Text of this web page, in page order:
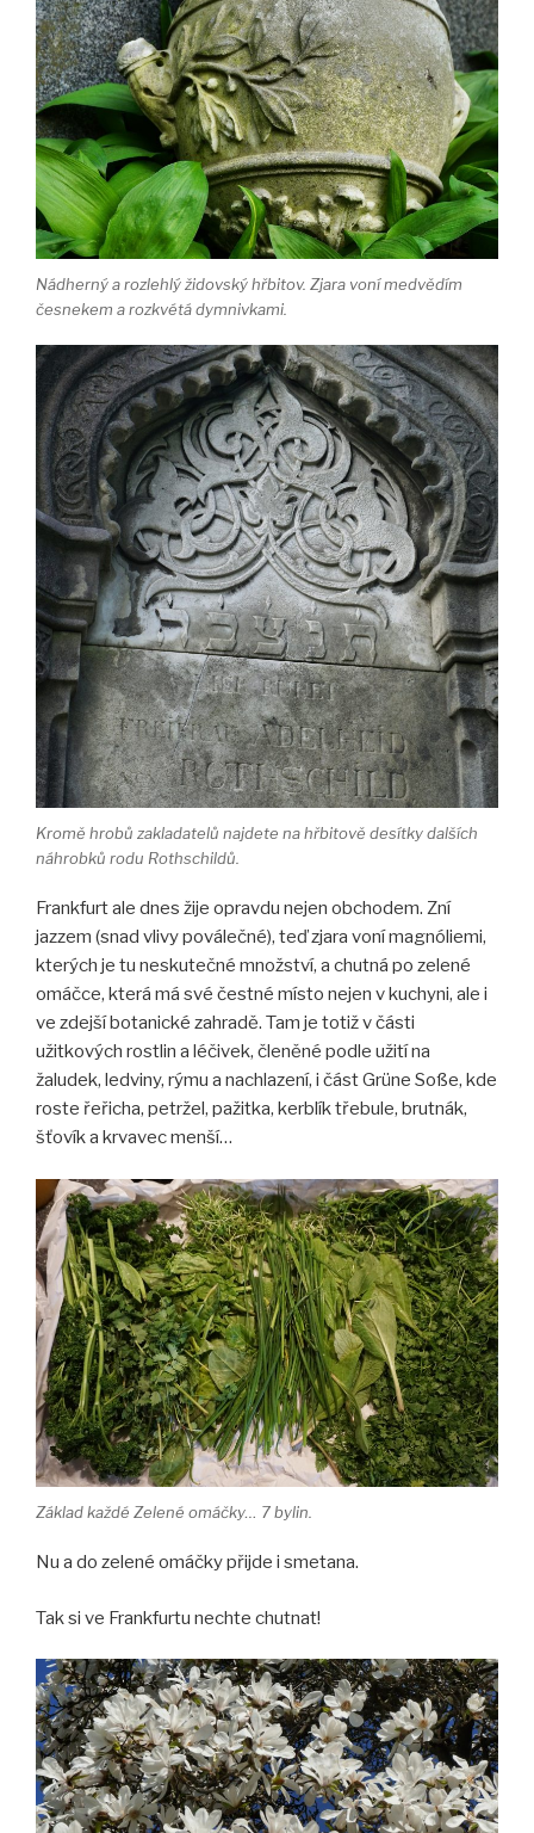
Nádherný a rozlehlý židovský hřbitov. Zjara voní medvědím
česnekem a rozkvétá dymnivkami.
Kromě hrobů zakladatelů najdete na hřbitově desítky dalších
náhrobků rodu Rothschildů.
Frankfurt ale dnes žije opravdu nejen obchodem. Zní
jazzem (snad vlivy poválečné), teď zjara voní magnóliemi,
kterých je tu neskutečné množství, a chutná po zelené
omáčce, která má své čestné místo nejen v kuchyni, ale i
ve zdejší botanické zahradě. Tam je totiž v části
užitkových rostlin a léčivek, členěné podle užití na
žaludek, ledviny, rýmu a nachlazení, i část Grüne Soße, kde
roste řeřicha, petržel, pažitka, kerblík třebule, brutnák,
šťovík a krvavec menší…
Základ každé Zelené omáčky… 7 bylin.
Nu a do zelené omáčky přijde i smetana.
Tak si ve Frankfurtu nechte chutnat!